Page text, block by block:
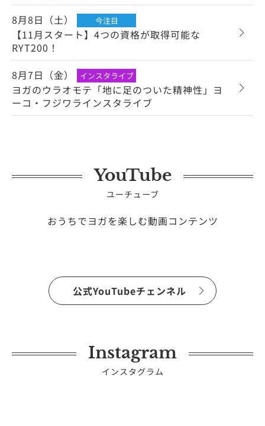
8月8日（土）
今注目
【11月スタート】4つの資格が取得可能な
RYT200！
8月7日（金）
インスタライブ
ヨガのウラオモテ「地に足のついた精神性」ヨ
ーコ・フジワラインスタライブ
YouTube
ユーチューブ
おうちでヨガを楽しむ動画コンテンツ
公式YouTubeチェンネル
Instagram
インスタグラム